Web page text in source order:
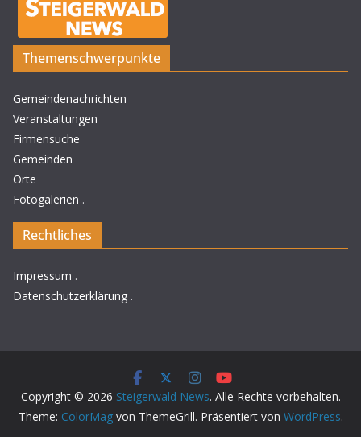
Themenschwerpunkte
Gemeindenachrichten
Veranstaltungen
Firmensuche
Gemeinden
Orte
Fotogalerien .
Rechtliches
Impressum .
Datenschutzerklärung .
Copyright © 2026 Steigerwald News. Alle Rechte vorbehalten.
Theme: ColorMagvon ThemeGrill. Präsentiert von WordPress.